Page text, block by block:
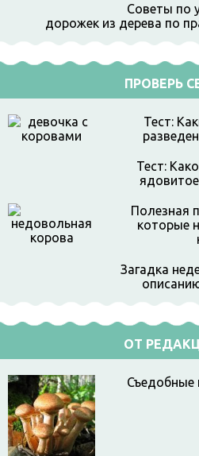
Советы по
дорожек из дерева по
ПРОВЕРЬ
Тест:
Тест:
Полезная
которые
Загадка
ОТ
Съедобные